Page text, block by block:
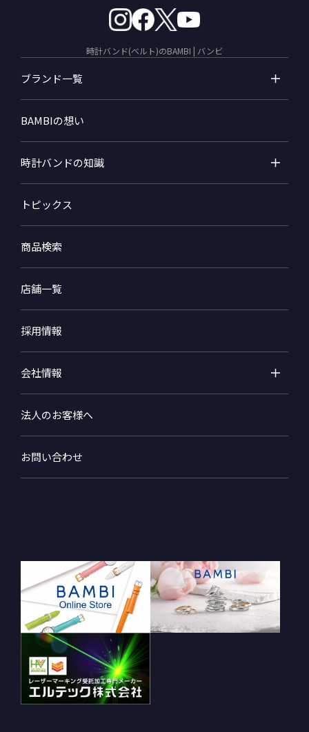
時計バンド(ベルト)のBAMBI | バンビ
ブランド一覧
BAMBIの想い
時計バンドの知識
トピックス
商品検索
店舗一覧
採用情報
会社情報
法人のお客様へ
お問い合わせ